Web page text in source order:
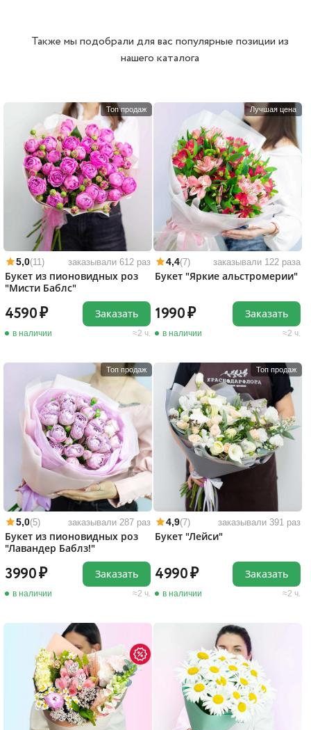
Также мы подобрали для вас популярные позиции из
нашего каталога
Топ продаж
5,0(11) заказывали 612 раз
Букет из пионовидных роз
"Мисти Баблс"
4590
в наличии 2 ч.
Заказать
Лучшая цена
4,4(7) заказывали 122 раза
Букет "Яркие альстромерии"
1990
в наличии 2 ч.
Заказать
Топ продаж
5,0(5) заказывали 287 раз
Букет из пионовидных роз
"Лавандер Баблз!"
3990
в наличии 2 ч.
Заказать
Топ продаж
4,9(7) заказывали 391 раз
Букет "Лейси"
4990
в наличии 2 ч.
Заказать